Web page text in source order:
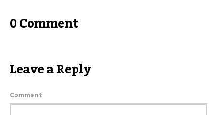
0 Comment
Leave a Reply
Comment